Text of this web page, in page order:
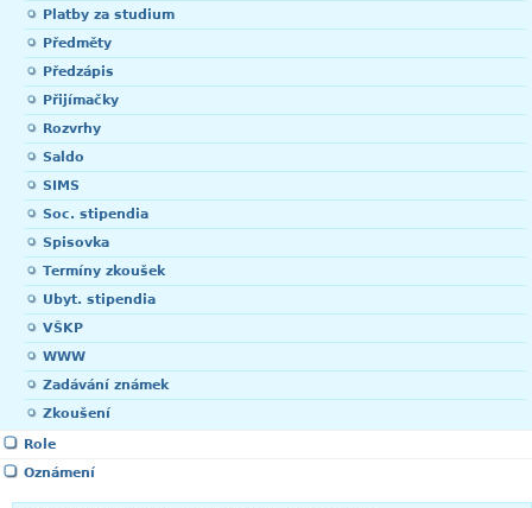
Platby za studium
Předměty
Předzápis
Přijímačky
Rozvrhy
Saldo
SIMS
Soc. stipendia
Spisovka
Termíny zkoušek
Ubyt. stipendia
VŠKP
WWW
Zadávání známek
Zkoušení
Role
Oznámení